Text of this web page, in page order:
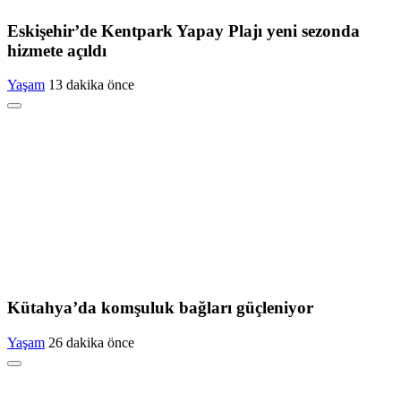
Eskişehir’de Kentpark Yapay Plajı yeni sezonda
hizmete açıldı
Yaşam 13 dakika önce
Kütahya’da komşuluk bağları güçleniyor
Yaşam 26 dakika önce